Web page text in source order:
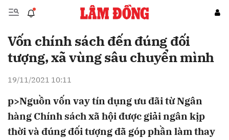
Vốn chính sách đến đúng đối
tượng, xã vùng sâu chuyển mình
19/11/2021 10:11
p>Nguồn vốn vay tín dụng ưu đãi từ Ngân
hàng Chính sách xã hội được giải ngân kịp
thời và đúng đối tượng đã góp phần làm thay
Gửi bình luận